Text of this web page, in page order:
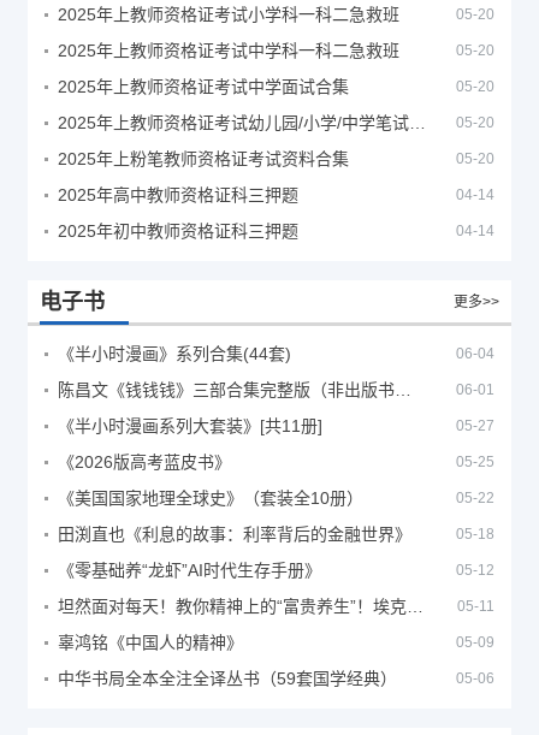
2025年上教师资格证考试小学科一科二急救班 05-20
2025年上教师资格证考试中学科一科二急救班 05-20
2025年上教师资格证考试中学面试合集 05-20
05-20
2025年上粉笔教师资格证考试资料合集 05-20
2025年高中教师资格证科三押题 04-14
2025年初中教师资格证科三押题 04-14
电子书 更多>>
《半小时漫画》系列合集(44套) 06-04
06-01
《半小时漫画系列大套装》[共11册] 05-27
《2026版高考蓝皮书》 05-25
《美国国家地理全球史》（套装全10册） 05-22
田渕直也《利息的故事：利率背后的金融世界》 05-18
《零基础养“龙虾”AI时代生存手册》 05-12
05-11
辜鸿铭《中国人的精神》 05-09
中华书局全本全注全译丛书（59套国学经典） 05-06